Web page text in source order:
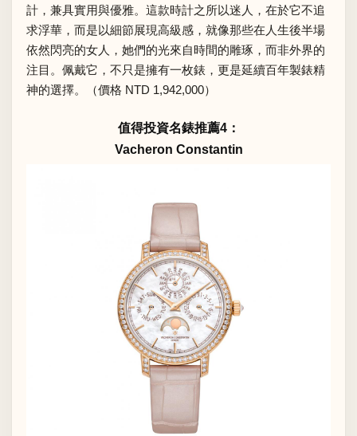
計，兼具實用與優雅。這款時計之所以迷人，在於它不追
求浮華，而是以細節展現高級感，就像那些在人生後半場
依然閃亮的女人，她們的光來自時間的雕琢，而非外界的
注目。佩戴它，不只是擁有一枚錶，更是延續百年製錶精
神的選擇。（價格 NTD 1,942,000）
值得投資名錶推薦4：
Vacheron Constantin